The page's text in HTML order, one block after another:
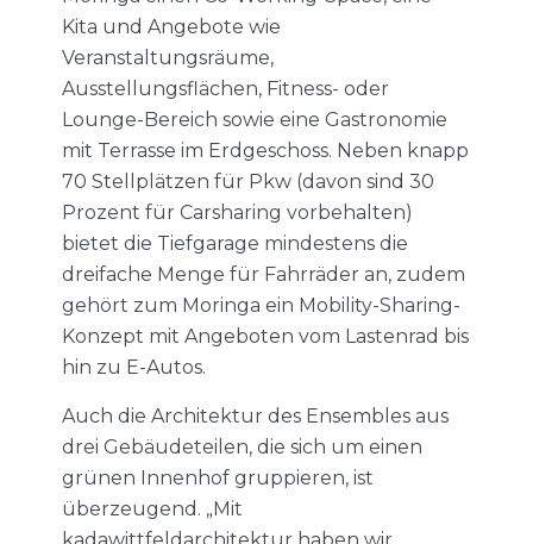
Kita und Angebote wie
Veranstaltungsräume,
Ausstellungsflächen, Fitness- oder
Lounge-Bereich sowie eine Gastronomie
mit Terrasse im Erdgeschoss. Neben knapp
70 Stellplätzen für Pkw (davon sind 30
Prozent für Carsharing vorbehalten)
bietet die Tiefgarage mindestens die
dreifache Menge für Fahrräder an, zudem
gehört zum Moringa ein Mobility-Sharing-
Konzept mit Angeboten vom Lastenrad bis
hin zu E-Autos.
Auch die Architektur des Ensembles aus
drei Gebäudeteilen, die sich um einen
grünen Innenhof gruppieren, ist
überzeugend. „Mit